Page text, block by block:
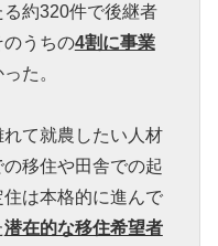
約320件で後継者
のうちの4割に事業
た。
て就農したい人材
移住や田舎での起
は本格的に進んで
潜在的な移住希望者